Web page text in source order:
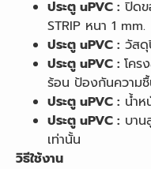
ประตู uPVC : ปิดข
STRIP หนา 1 mm.
ประตู uPVC : วัส
ประตู uPVC : โคร
ร้อน ป้องกันความชื้
ประตู uPVC : น้ำ
ประตู uPVC : บา
เท่านั้น
วิธีใช้งาน